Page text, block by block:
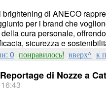
brightening di ANECO
per i brand che
cura personale,
sicurezza e
0 понравилось! вверх^ к
di Nozze a